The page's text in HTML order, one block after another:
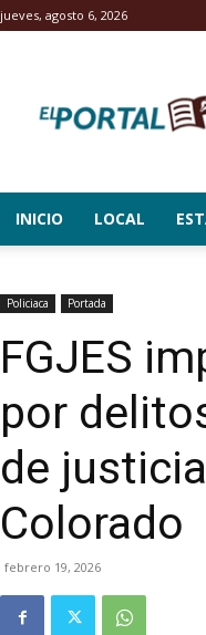
jueves, agosto 6, 2026
de
INICIO LOCAL
Policiaca Portada
FGJES
por
de
Colorado
febrero 19, 2026